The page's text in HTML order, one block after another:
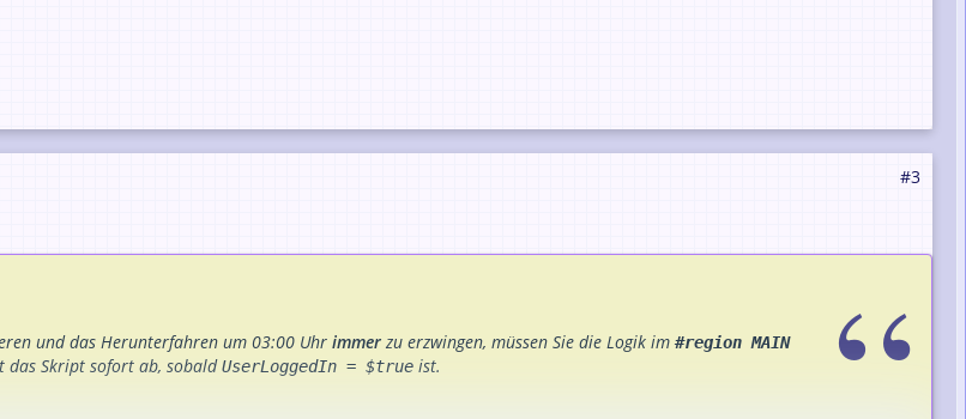
#3
und das Herunterfahren um 03:00 Uhr immer zu erzwingen, müssen Sie die Logik im #region MAIN
das Skript sofort ab, sobaldUserLoggedIn = $true ist.